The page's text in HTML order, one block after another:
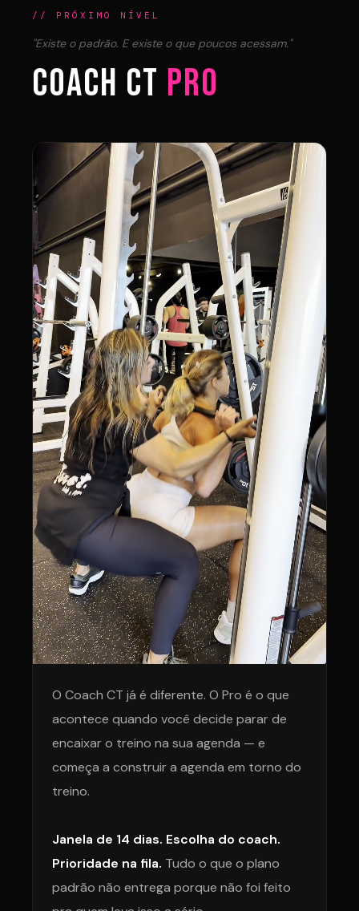
// PRÓXIMO NÍVEL
"Existe o padrão. E existe o que poucos acessam."
COACH CT PRO
O Coach CT já é diferente. O Pro é o que
acontece quando você decide parar de
encaixar o treino na sua agenda — e
começa a construir a agenda em torno do
treino.
Janela de 14 dias. Escolha do coach.
Prioridade na fila. Tudo o que o plano
padrão não entrega porque não foi feito